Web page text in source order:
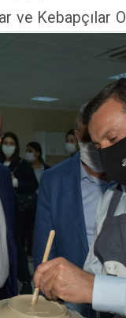
ve Kebapçılar